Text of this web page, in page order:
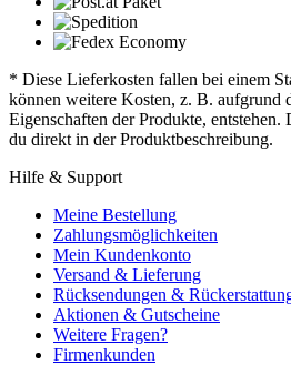
* Diese Lieferkosten fallen bei einem
können weitere Kosten, z. B. aufgrund
Eigenschaften der Produkte,
du direkt in der Produktbeschreibung.
Hilfe & Support
Meine Bestellung
Zahlungsmöglichkeiten
Mein Kundenkonto
Versand & Lieferung
Rücksendungen &
Aktionen & Gutscheine
Weitere Fragen?
Firmenkunden